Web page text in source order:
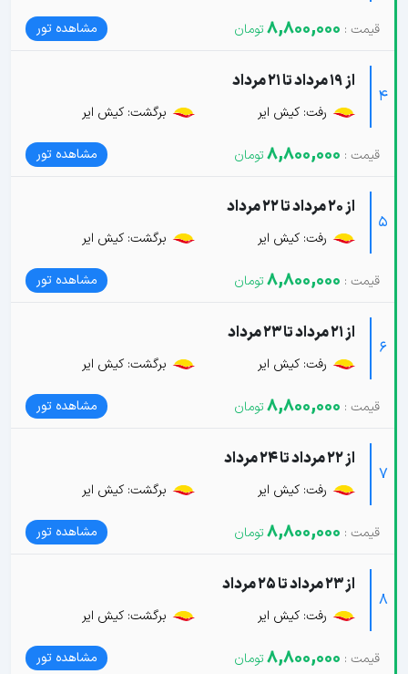
8,800,000 مشاهده تور
4
از 19 مرداد تا 21 مرداد
رفت: کیش ایر برگشت: کیش ایر
8,800,000 مشاهده تور
5
از 20 مرداد تا 22 مرداد
رفت: کیش ایر برگشت: کیش ایر
8,800,000 مشاهده تور
6
از 21 مرداد تا 23 مرداد
رفت: کیش ایر برگشت: کیش ایر
8,800,000 مشاهده تور
7
از 22 مرداد تا 24 مرداد
رفت: کیش ایر برگشت: کیش ایر
8,800,000 مشاهده تور
8
از 23 مرداد تا 25 مرداد
رفت: کیش ایر برگشت: کیش ایر
8,800,000 مشاهده تور